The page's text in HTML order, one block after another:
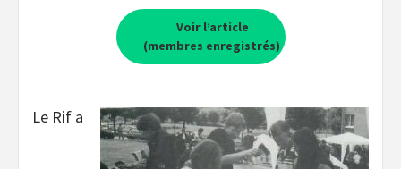
Voir l’article
(membres enregistrés)
Le Rif a